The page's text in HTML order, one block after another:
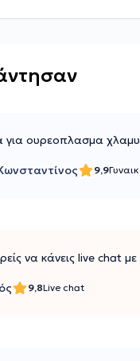
για ουρεοπλασμα
9,9
να κάνεις live chat
9,8Live chat